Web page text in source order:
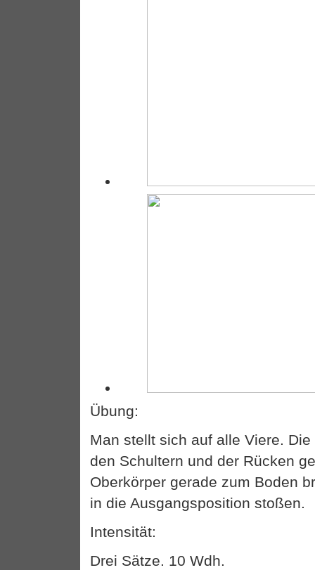
Übung:
Man stellt sich auf alle Viere.
den Schultern und der Rücken
Oberkörper gerade zum Boden
in die Ausgangsposition stoßen.
Intensität:
Drei Sätze. 10 Wdh.